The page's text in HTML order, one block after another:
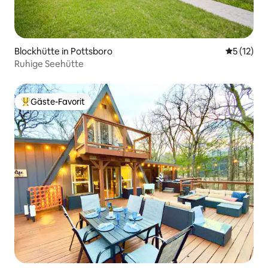
Blockhütte in Pottsboro
5 (12)
Ruhige Seehütte
Beliebter Gäste-Favorit.
Gäste-Favorit